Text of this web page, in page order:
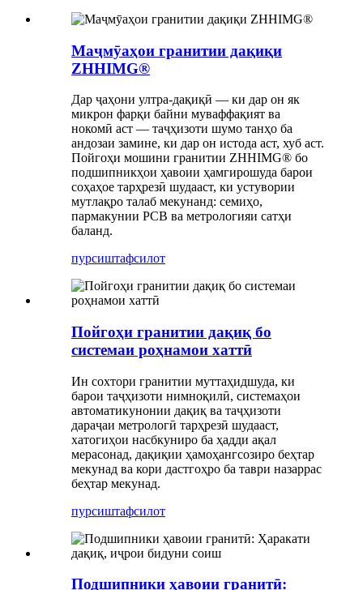
Маҷмӯаҳои гранитии дақиқи
ZHHIMG®
Дар ҷаҳони ултра-дақиқӣ — ки дар он як
микрон фарқи байни муваффақият ва
нокомӣ аст — таҷҳизоти шумо танҳо ба
андозаи замине, ки дар он истода аст, хуб аст.
Пойгоҳи мошини гранитии ZHHIMG® бо
подшипникҳои ҳавоии ҳамгирошуда барои
соҳаҳое тарҳрезӣ шудааст, ки устувории
мутлақро талаб мекунанд: семиҳо,
пармакунии PCB ва метрологияи сатҳи
баланд.
пурсиштафсилот
Пойгоҳи гранитии дақиқ бо
системаи роҳнамои хаттӣ
Ин сохтори гранитии муттаҳидшуда, ки
барои таҷҳизоти нимноқилӣ, системаҳои
автоматикунонии дақиқ ва таҷҳизоти
дараҷаи метрологӣ тарҳрезӣ шудааст,
хатогиҳои насбкуниро ба ҳадди ақал
мерасонад, дақиқии ҳамоҳангсозиро беҳтар
мекунад ва кори дастгоҳро ба таври назаррас
беҳтар мекунад.
пурсиштафсилот
Подшипники ҳавоии гранитӣ: